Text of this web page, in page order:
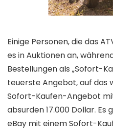
Einige Personen, die das
es in Auktionen an,
Bestellungen als „Sofort-
teuerste Angebot, auf das
Sofort-Kaufen-Angebot
absurden 17.000 Dollar.
eBay mit einem Sofort-